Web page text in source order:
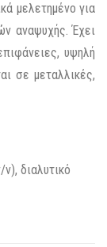
μελετημένο για
αναψυχής. Έχει
υψηλή
σε μεταλλικές,
διαλυτικό